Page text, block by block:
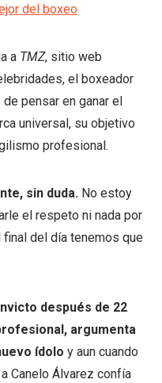
del boxeo
a TMZ, sitio web
el boxeador
pensar en ganar el
universal, su objetivo
profesional.
sin duda. No estoy
el respeto ni nada por
final del día tenemos que
después de 22
argumenta
ídolo y aun cuando
Canelo Álvarez confía